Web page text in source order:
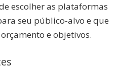
escolher as plataformas
seu público-alvo e que
e objetivos.